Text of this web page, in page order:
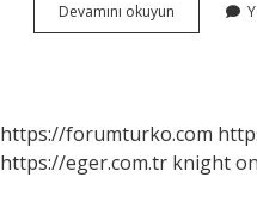
Devamını okuyun
Ile
https://forumturko.com
https://eger.com.tr knight